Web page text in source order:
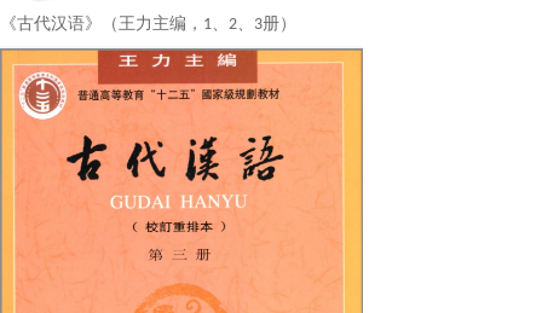
《古代汉语》（王力主编， 1、 2、 3册）